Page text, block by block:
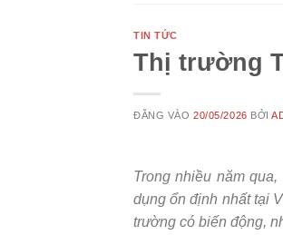
TIN TỨC
Thị trường
ĐĂNG VÀO20/05/2026 BỞI
Trong nhiều năm
dụng ổn định nhất tại
trường có biến động,